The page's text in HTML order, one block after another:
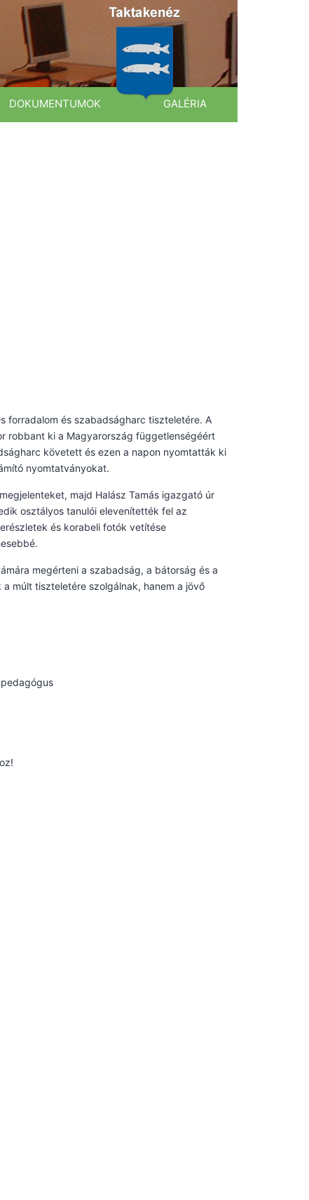
DOKUMENTUMOK GALÉRIA
forradalom és szabadságharc tiszteletére. A
robbant ki a Magyarország függetlenségéért
követett és ezen a napon nyomtatták ki
nyomtatványokat.
majd Halász Tamás igazgató úr
osztályos tanulói elevenítették fel az
és korabeli fotók vetítése
megérteni a szabadság, a bátorság és a
múlt tiszteletére szolgálnak, hanem a jövő